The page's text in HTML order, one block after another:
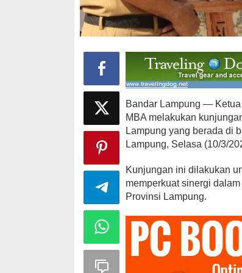
Bandar Lampung —
MBA melakukan
Lampung yang berada di
Lampung, Selasa (10/3/
Kunjungan ini dilakukan
memperkuat sinergi
Provinsi Lampung.
Ini Dia Hubungan Partai Garuda
dengan Gerindra
Februari 19, 2018
Ganjar
Di Berita,